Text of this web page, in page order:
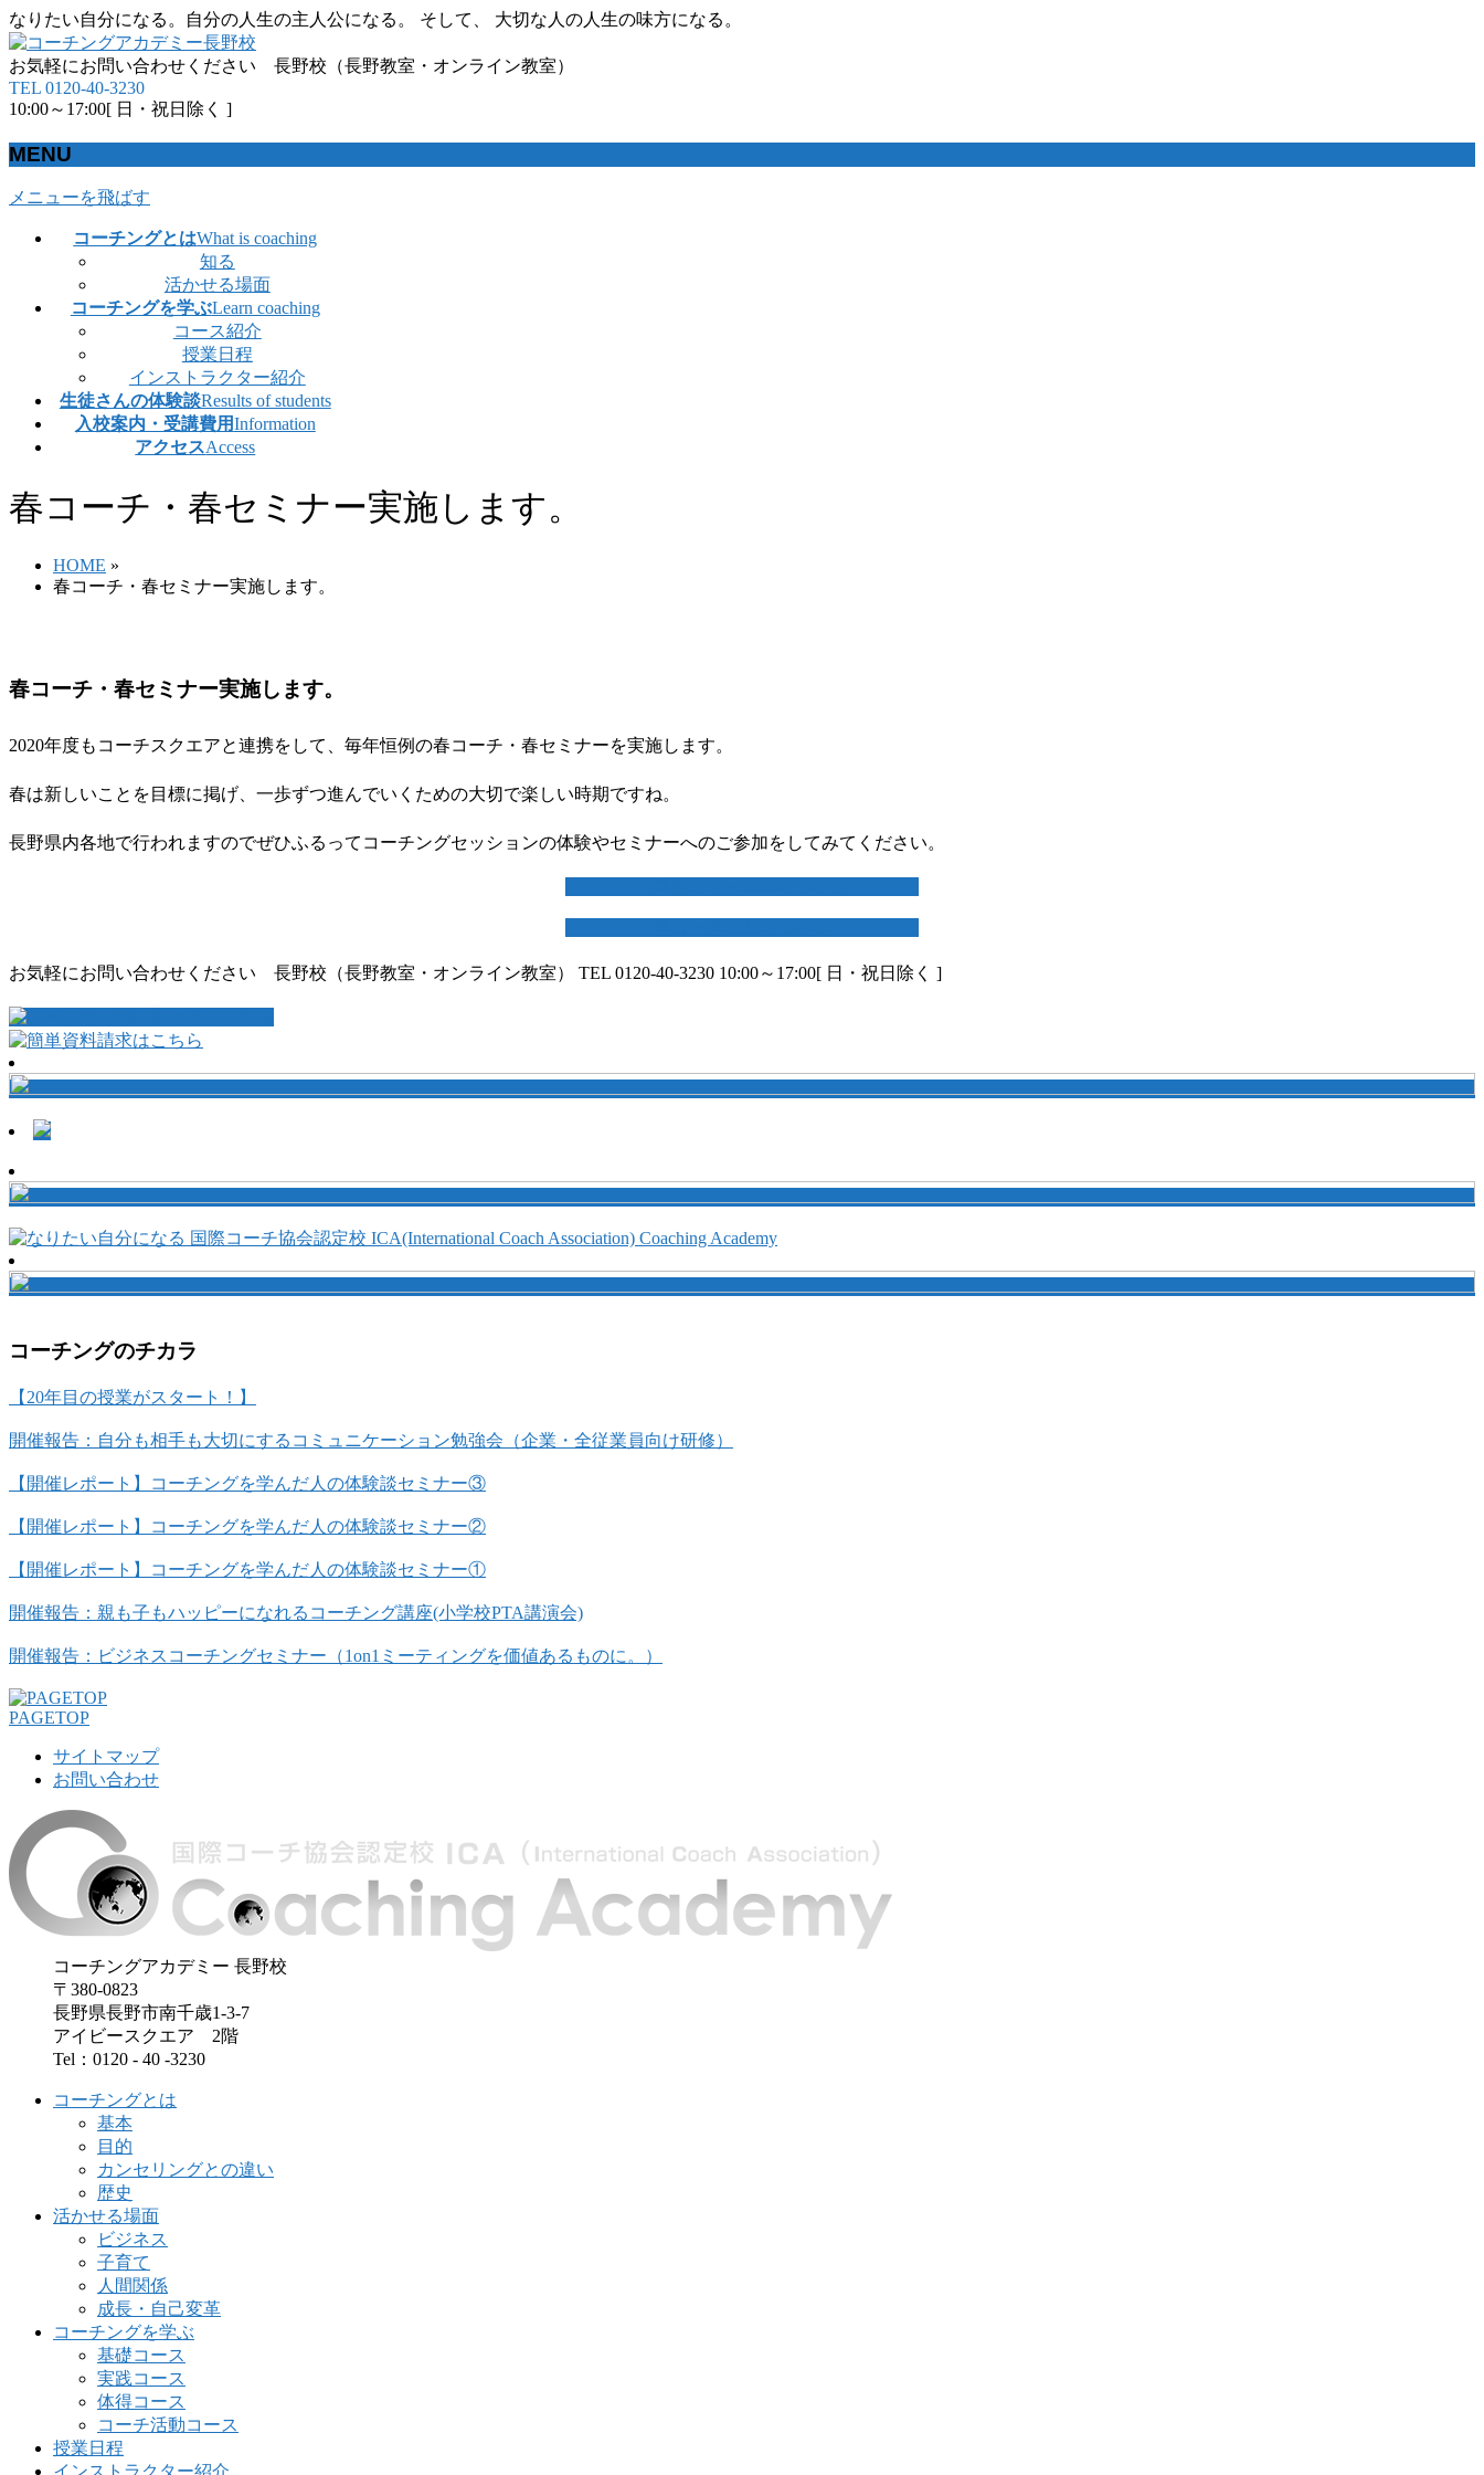
なりたい自分になる。自分の人生の主人公になる。 そして、 大切な人の人生の味方になる。
お気軽にお問い合わせください 長野校（長野教室・オンライン教室）
TEL 0120-40-3230
10:00～17:00[ 日・祝日除く ]
MENU
メニューを飛ばす
コーチングとはWhat is coaching
知る
活かせる場面
コーチングを学ぶLearn coaching
コース紹介
授業日程
インストラクター紹介
生徒さんの体験談Results of students
入校案内・受講費用Information
アクセスAccess
春コーチ・春セミナー実施します。
HOME »
春コーチ・春セミナー実施します。
春コーチ・春セミナー実施します。
2020年度もコーチスクエアと連携をして、毎年恒例の春コーチ・春セミナーを実施します。
春は新しいことを目標に掲げ、一歩ずつ進んでいくための大切で楽しい時期ですね。
長野県内各地で行われますのでぜひふるってコーチングセッションの体験やセミナーへのご参加をしてみてください。
お気軽にお問い合わせください 長野校（長野教室・オンライン教室） TEL 0120-40-3230 10:00～17:00[ 日・祝日除く ]
コーチングのチカラ
【20年目の授業がスタート！】
開催報告：自分も相手も大切にするコミュニケーション勉強会（企業・全従業員向け研修）
【開催レポート】コーチングを学んだ人の体験談セミナー③
【開催レポート】コーチングを学んだ人の体験談セミナー②
【開催レポート】コーチングを学んだ人の体験談セミナー①
開催報告：親も子もハッピーになれるコーチング講座(小学校PTA講演会)
開催報告：ビジネスコーチングセミナー（1on1ミーティングを価値あるものに。）
PAGETOP
サイトマップ
お問い合わせ
コーチングアカデミー 長野校
〒380-0823
長野県長野市南千歳1-3-7
アイビースクエア 2階
Tel：0120 - 40 -3230
コーチングとは
基本
目的
カンセリングとの違い
歴史
活かせる場面
ビジネス
子育て
人間関係
成長・自己変革
コーチングを学ぶ
基礎コース
実践コース
体得コース
コーチ活動コース
授業日程